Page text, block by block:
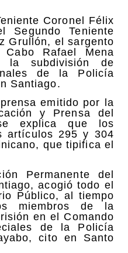
Coronel Félix
Segundo Teniente
Grullón, el sargento
Rafael Mena
la subdivisión de
de la Policía
Santiago.
emitido por la
y Prensa del
explica que los
artículos 295 y 304
que tipifica el
Permanente del
acogió todo el
Público, al tiempo
miembros de la
en el Comando
de la Policía
cito en Santo